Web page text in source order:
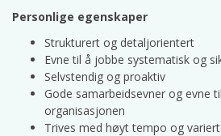
Personlige egenskaper
Strukturert og detaljorientert
Evne til å jobbe systematisk og
Selvstendig og proaktiv
Gode samarbeidsevner og evne
organisasjonen
Trives med høyt tempo og